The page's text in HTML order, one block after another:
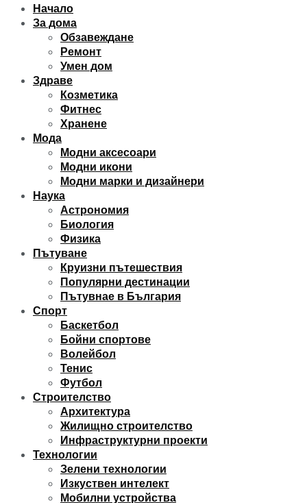
Начало
За дома
Обзавеждане
Ремонт
Умен дом
Здраве
Козметика
Фитнес
Хранене
Мода
Модни аксесоари
Модни икони
Модни марки и дизайнери
Наука
Астрономия
Биология
Физика
Пътуване
Круизни пътешествия
Популярни дестинации
Пътувнае в България
Спорт
Баскетбол
Бойни спортове
Волейбол
Тенис
Футбол
Строителство
Архитектура
Жилищно строителство
Инфраструктурни проекти
Технологии
Зелени технологии
Изкуствен интелект
Мобилни устройства